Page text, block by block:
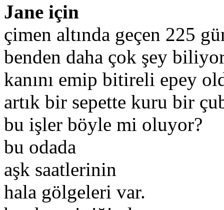
Jane için
çimen altında geçen 225
benden daha çok şey
kanını emip bitireli epey
artık bir sepette kuru bir
bu işler böyle mi oluyor?
bu odada
aşk saatlerinin
hala gölgeleri var.